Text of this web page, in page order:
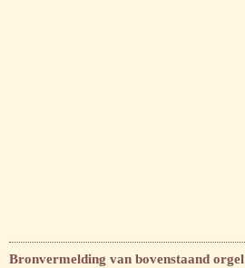
Bronvermelding van bovenstaand orgel